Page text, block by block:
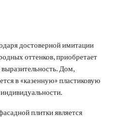
достоверной имитации
оттенков, приобретает
Дом,
в «казенную» пластиковую
плитки является